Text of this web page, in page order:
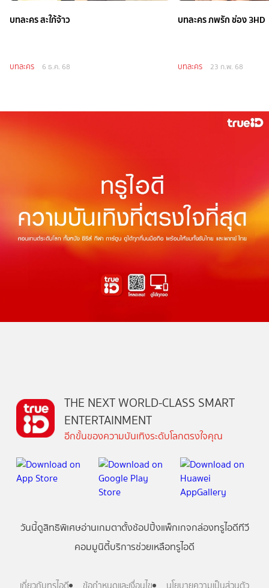
บทละคร สะใภ้จ้าว
บทละคร 6 ธ.ค. 68
บทละคร ภพรัก ช่อง 3HD
บทละคร 23 ก.พ. 68
THE NEXT WORLD-CLASS SMART
ENTERTAINMENT
อีกขั้นของความบันเทิงระดับโลกตรงใจคุณ
วันนี้ดูสิทธิพิเศษอ่านเกมตาตั้งช้อปปิ้งแพ็กเกจกล่องทรูไอดีทีวี
คอมมูนิตี้บริการช่วยเหลือทรูไอดี